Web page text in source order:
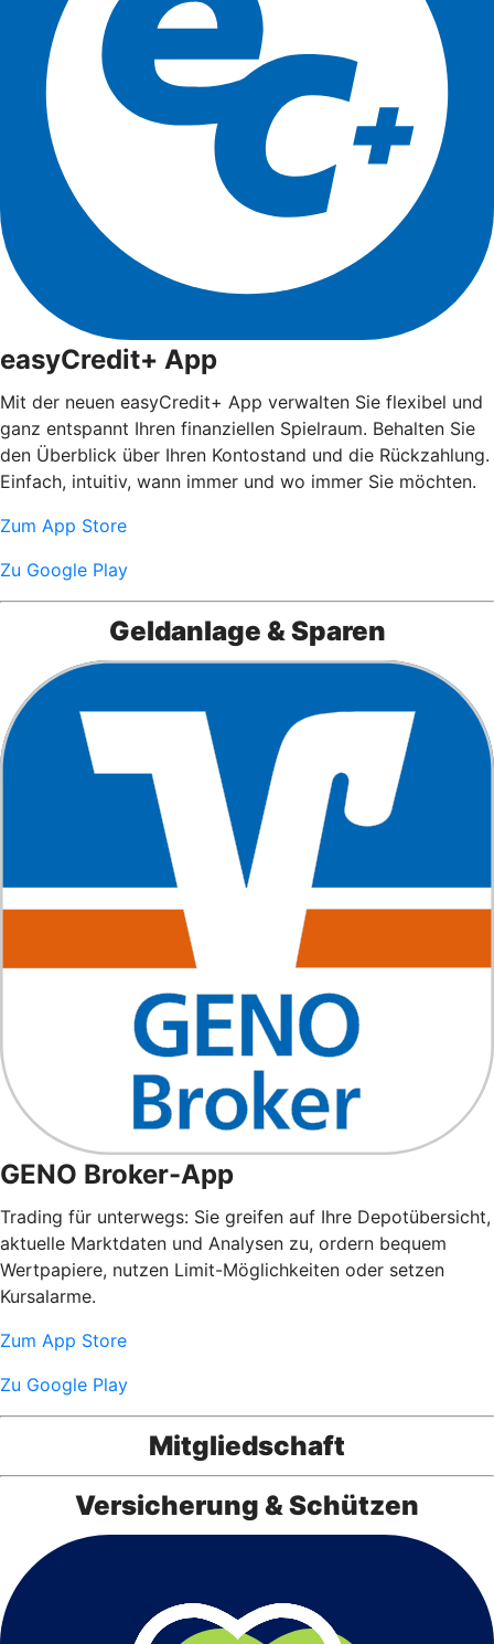
easyCredit+ App
Mit der neuen easyCredit+ App verwalten Sie flexibel und
ganz entspannt Ihren finanziellen Spielraum. Behalten Sie
den Überblick über Ihren Kontostand und die Rückzahlung.
Einfach, intuitiv, wann immer und wo immer Sie möchten.
Zum App Store
Zu Google Play
Geldanlage & Sparen
GENO Broker-App
Trading für unterwegs: Sie greifen auf Ihre Depotübersicht,
aktuelle Marktdaten und Analysen zu, ordern bequem
Wertpapiere, nutzen Limit-Möglichkeiten oder setzen
Kursalarme.
Zum App Store
Zu Google Play
Mitgliedschaft
Versicherung & Schützen